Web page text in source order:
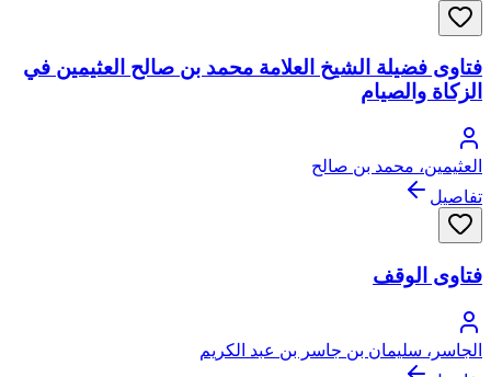
فتاوى فضيلة الشيخ العلامة محمد بن صالح العثيمين في
الزكاة والصيام
العثيمين، محمد بن صالح
تفاصيل
فتاوى الوقف
الجاسر، سليمان بن جاسر بن عبد الكريم